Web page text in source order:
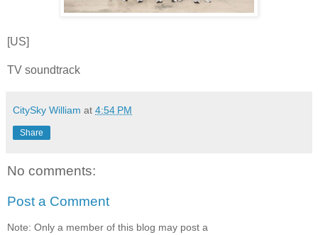
[US]
TV soundtrack
CitySky William at 4:54 PM
Share
No comments:
Post a Comment
Note: Only a member of this blog may post a